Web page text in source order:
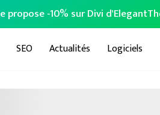
propose -10% sur Divi
SEO Actualités Logiciels